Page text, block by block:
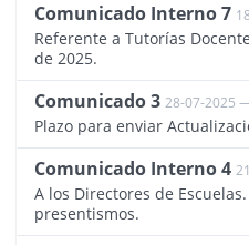
Comunicado Interno 7
Referente a Tutorías
de 2025.
Comunicado 3 28-07-2025
Plazo para enviar
Comunicado Interno 4
A los Directores de
presentismos.